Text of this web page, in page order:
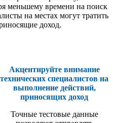
меньшему времени на поиск
на местах могут тратить
доход.
Акцентируйте внимание
технических специалистов на
выполнение действий,
приносящих доход
Точные тестовые данные